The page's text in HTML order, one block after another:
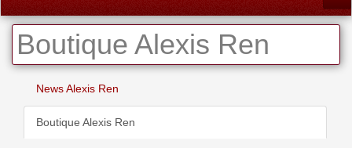
Boutique Alexis Ren
News Alexis Ren
Boutique Alexis Ren